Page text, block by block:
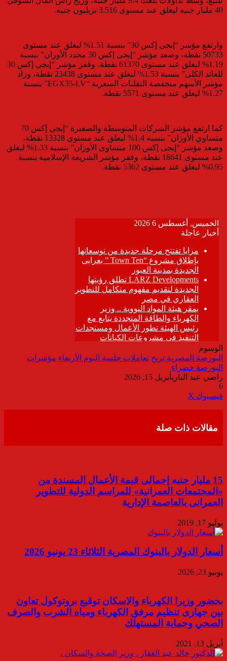
40 مليار جنيه ليغلق عند مستوى 3.516 تريليون جنيه.
وارتفع مؤشر “إيجي إكس 30” بنسبة 1.51% ليغلق عند مستوى
50733 نقطة، وصعد مؤشر “إيجى إكس 30 محدد الأوزان” بنسبة
1.19% ليغلق عند مستوى 61370 نقطة، وقفز مؤشر “إيجي إكس 30
للعائد الكلى” بنسبة 1.53% ليغلق عند مستوى 23438 نقطة، وزاد
مؤشر الأسهم منخفضة التقلبات السعرية “EGX35-LV” بنسبة
1.27% ليغلق عند مستوى 5571 نقطة.
كما ارتفع مؤشر الشركات المتوسطة والصغيرة “إيجي إكس 70
متساوي الأوزان” بنسبة 1.4% ليغلق عند مستوى 13328 نقطة،
وصعد مؤشر “إيجى إكس 100 متساوى الأوزان” بنسبة 1.33% ليغلق
عند مستوى 18641 نقطة، وقفز مؤشر الشريعة الإسلامية بنسبة
0.95% ليغلق عند مستوى 5362 نقطة.
الوسوم
البورصة المصرية تربح تعاملات جلسة اليوم الأربعاء مؤشرات
البورصة خضراء
راضي عبد الباريأبريل 15, 2026
6
فيسبوك ‫X
مقالات ذات صلة
15 مليار جنيه إجمالى قيمة الأعمال المسندة من
«المجتمعات العمرانية» للمراسم الدولية للتطوير
العمرانى بالعاصمة الإدارية
يوليو 17, 2019
أسعار الدولار بالبنوك المصرية الثلاثاء 23 يونيو 2026
يونيو 23, 2026
بحضور وزيرا الكهرباء والاسكان توقيع بروتوكول تعاون
بين جهازى تنظيم مرفق الكهرباء ومياه الشرب والصرف
الصحي وحماية المستهلك
أبريل 13, 2021